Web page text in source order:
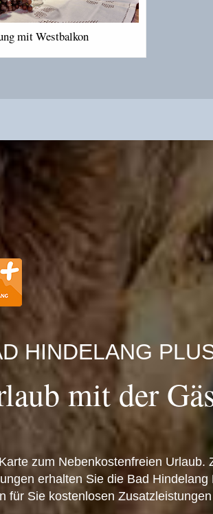
mit Westbalkon
HINDELANG
mit der
zum Nebenkostenfreien Urlaub.
erhalten Sie die Bad
für Sie kostenlosen